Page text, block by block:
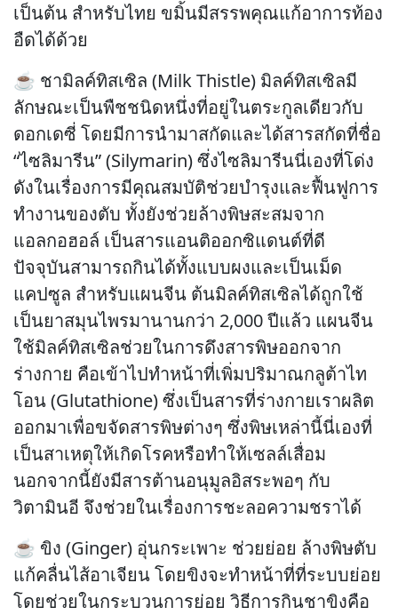
เป็นต้น สำหรับไทย ขมิ้นมีสรรพคุณแก้อาการท้อง
อืดได้ด้วย
☕ ชามิลค์ทิสเซิล (Milk Thistle) มิลค์ทิสเซิลมี
ลักษณะเป็นพืชชนิดหนึ่งที่อยู่ในตระกูลเดียวกับ
ดอกเดซี่ โดยมีการนำมาสกัดและได้สารสกัดที่ชื่อ
“ไซลิมารีน” (Silymarin) ซึ่งไซลิมารีนนี่เองที่โด่ง
ดังในเรื่องการมีคุณสมบัติช่วยบำรุงและฟื้นฟูการ
ทำงานของตับ ทั้งยังช่วยล้างพิษสะสมจาก
แอลกอฮอล์ เป็นสารแอนติออกซิแดนต์ที่ดี
ปัจจุบันสามารถกินได้ทั้งแบบผงและเป็นเม็ด
แคปซูล สำหรับแผนจีน ต้นมิลค์ทิสเซิลได้ถูกใช้
เป็นยาสมุนไพรมานานกว่า 2,000 ปีแล้ว แผนจีน
ใช้มิลค์ทิสเซิลช่วยในการดึงสารพิษออกจาก
ร่างกาย คือเข้าไปทำหน้าที่เพิ่มปริมาณกลูต้าไท
โอน (Glutathione) ซึ่งเป็นสารที่ร่างกายเราผลิต
ออกมาเพื่อขจัดสารพิษต่างๆ ซึ่งพิษเหล่านี้นี่เองที่
เป็นสาเหตุให้เกิดโรคหรือทำให้เซลล์เสื่อม
นอกจากนี้ยังมีสารต้านอนุมูลอิสระพอๆ กับ
วิตามินอี จึงช่วยในเรื่องการชะลอความชราได้
☕ ขิง (Ginger) อุ่นกระเพาะ ช่วยย่อย ล้างพิษตับ
แก้คลื่นไส้อาเจียน โดยขิงจะทำหน้าที่ที่ระบบย่อย
โดยช่วยในกระบวนการย่อย วิธีการกินชาขิงคือ